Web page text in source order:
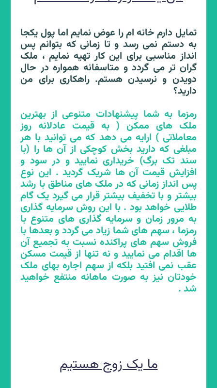
تمایل دارم خانه ام را عوض نمایم اما پول یکجا
به دستم نمی رسد و تا زمانی که بتوانم پس
انداز مناسبی برای این کار تهیه نمایم ، ملک
گران تر می گردد و متاسفانه همواره در حال
دویدن و نرسیدن هستم. راهکاری برای من
دارید؟
رمزما به شما پیشنهادات متنوعی از بهترین
ملک های ممکن ( به قیمت عادلانه روز
معاملاتی ) ارایه می دهد که می توانید با هر
مبلغی که دارید بخش کوچکی از آن ها را (با
سند تک برگ) خریداری نمایید و در سود و
افزایش قیمت آن ها شریک گردید . این نوع
پس انداز زمانی که در ملک های مناطق با رشد
بیشتر و با تخفیف بیشتر قرار می گیرد یک گام
طلایی خواهد بود . با این روش سرمایه گذاری
به مرور زمان و سرمایه گذاری های متنوع با
رمزما ، سهم های شما زیاد می گردد و بعدها با
فروش سهم های پراکنده نسبت به تجمیع آن
ها اقدام می نمایید و نه تنها از قیمت مسکن
عقب نمی افتید بلکه از سهم اجاره بهای ملک
خودتان نیز به صورت ماهانه منتفع خواهید
شد .
ما یک زوج هستیم
رمزما چطور می تواند ثروت را به طور عادلانه
درجامعه توزیع نماید؟ اقشار ضعیف جامعه و
سرمایه گذاران خرد در رمزما چه جایگاهی
رمزما فرصت سرمایه گذاری برابر برای همه ی
اقشار جامعه ( به ویژه اقشار ضعیف و سرمایه
گذاران خرد) با هر توان مالی را با اعتبار سند
تک برگ سازمان ثبت اسناد و املاک کشور
فراهم کرده است. فرصت برابر سرمایه گذاری
یکی از مولفه های اصلی توزیع عادلانه ثروت در
جامعه است.
ابزار قدرتمند دیگر رمزما برای توزیع عادلانه
ثروت، کاهش تورم مسکن و تورم عمومی است.
حمایت از خانواده و جوانی
رمزما با طرح ویژه ی حمایت از خانواده و جوانی